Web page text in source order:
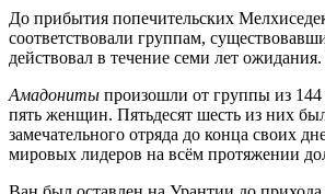
До прибытия попечительских
соответствовали группам,
действовал в течение семи лет
Амадониты произошли от группы из
пять женщин. Пятьдесят шесть из них
замечательного отряда до конца своих
мировых лидеров на всём протяжении